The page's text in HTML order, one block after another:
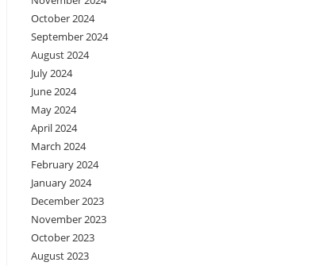
October 2024
September 2024
August 2024
July 2024
June 2024
May 2024
April 2024
March 2024
February 2024
January 2024
December 2023
November 2023
October 2023
August 2023